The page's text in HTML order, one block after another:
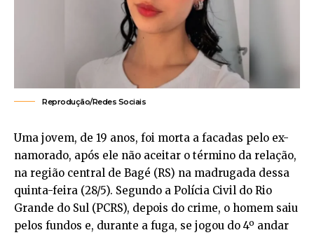
Reprodução/Redes Sociais
Uma jovem, de 19 anos, foi morta a facadas pelo ex-
namorado, após ele não aceitar o término da relação,
na região central de Bagé (RS) na madrugada dessa
quinta-feira (28/5). Segundo a Polícia Civil do Rio
Grande do Sul (PCRS), depois do crime, o homem saiu
pelos fundos e, durante a fuga, se jogou do 4º andar